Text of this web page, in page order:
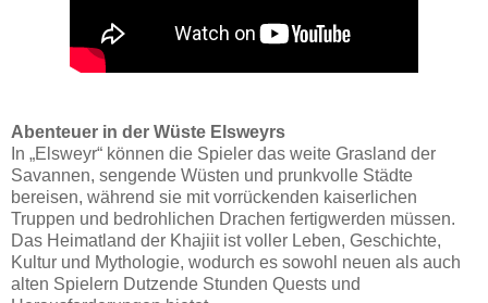
Abenteuer in der Wüste Elsweyrs
In „Elsweyr“ können die Spieler das weite Grasland der
Savannen, sengende Wüsten und prunkvolle Städte
bereisen, während sie mit vorrückenden kaiserlichen
Truppen und bedrohlichen Drachen fertigwerden müssen.
Das Heimatland der Khajiit ist voller Leben, Geschichte,
Kultur und Mythologie, wodurch es sowohl neuen als auch
alten Spielern Dutzende Stunden Quests und